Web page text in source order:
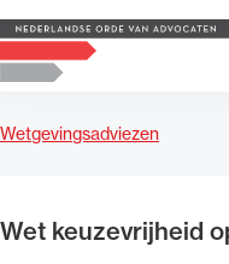
Logo, to the homepage
Wetgevingsadviezen
Wet keuzevrijheid
Zoeken
Zoek op trefwoord